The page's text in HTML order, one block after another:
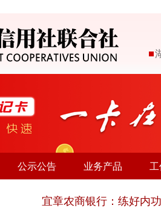
公示公告 业务产品
宜章农商银行：练好内